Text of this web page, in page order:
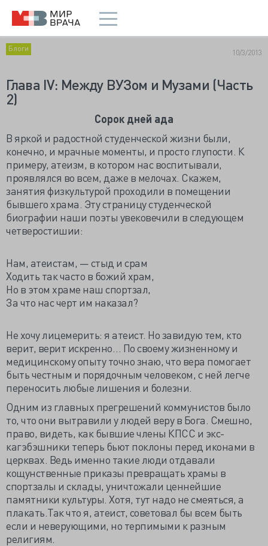
Блоги 10/3/2013
Глава IV: Между ВУЗом и Музами (Часть
2)
Сорок дней ада
В яркой и радостной студенческой жизни были,
конечно, и мрачные моменты, и просто глупости. К
примеру, атеизм, в котором нас воспитывали,
проявлялся во всем, даже в мелочах. Скажем,
занятия физкультурой проходили в помещении
бывшего храма. Эту страницу студенческой
биографии наши поэты увековечили в следующем
четверостишии:
Нам, атеистам, — стыд и срам
Ходить так часто в божий храм,
Но в этом храме наш спортзал,
За что нас черт им наказал?
Не хочу лицемерить: я атеист. Но завидую тем, кто
верит, верит искренно… По своему жизненному и
медицинскому опыту точно знаю, что вера помогает
быть честным и порядочным человеком, с ней легче
переносить любые лишения и болезни.
Одним из главных прегрешений коммунистов было
то, что они вытравили у людей веру в Бога. Смешно,
право, видеть, как бывшие члены КПСС и экс-
кагэбэшники теперь бьют поклоны перед иконами в
церквах. Ведь именно такие люди отдавали
кощунственные приказы превращать храмы в
спортзалы и склады, уничтожали ценнейшие
памятники культуры. Хотя, тут надо не смеяться, а
плакать.Так что я, атеист, советовал бы всем быть
если и неверующими, но терпимыми к разным
религиям.